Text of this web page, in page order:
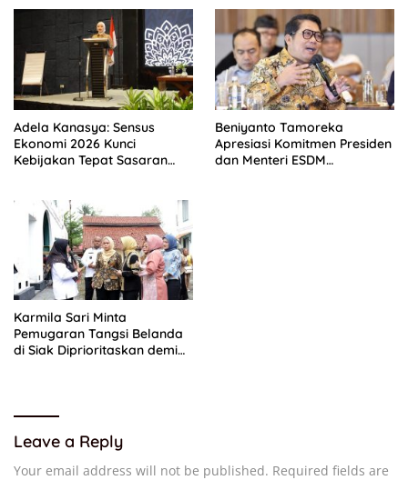
Adela Kanasya: Sensus
Ekonomi 2026 Kunci
Kebijakan Tepat Sasaran
Beniyanto Tamoreka
Apresiasi Komitmen Presiden
dan Menteri ESDM
Karmila Sari Minta
Pemugaran Tangsi Belanda
di Siak Diprioritaskan demi
Leave a Reply
Your email address will not be published. Required fields are